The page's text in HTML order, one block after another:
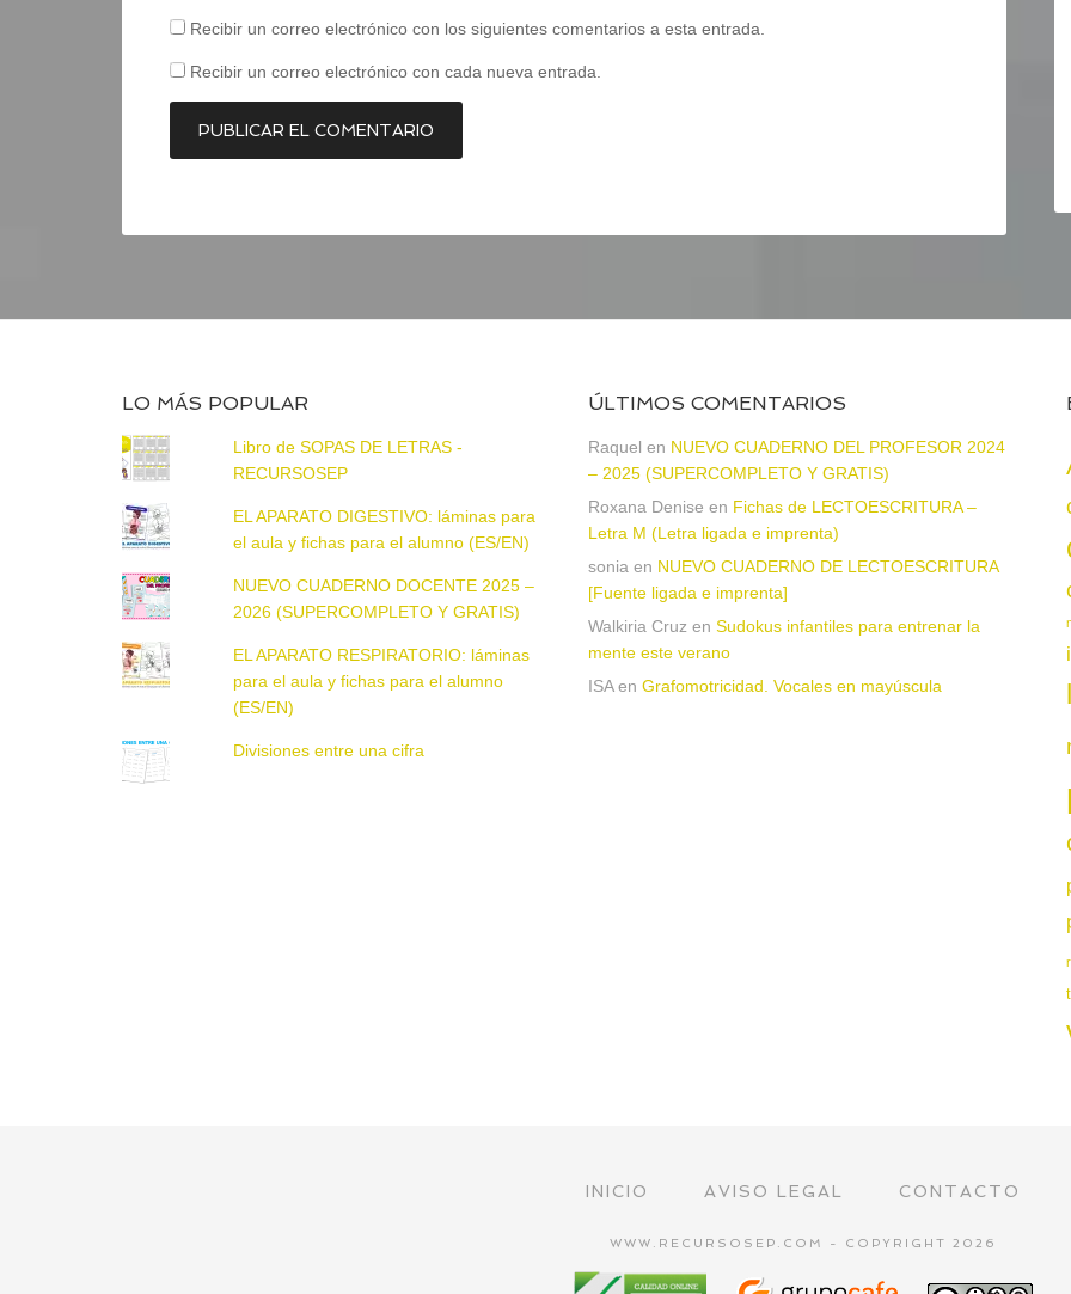
Recibir un correo electrónico con los siguientes comentarios a esta entrada.
Recibir un correo electrónico con cada nueva entrada.
LO MÁS POPULAR
Libro de SOPAS DE LETRAS -
RECURSOSEP
EL APARATO DIGESTIVO: láminas para
el aula y fichas para el alumno (ES/EN)
NUEVO CUADERNO DOCENTE 2025 –
2026 (SUPERCOMPLETO Y GRATIS)
EL APARATO RESPIRATORIO: láminas
para el aula y fichas para el alumno
(ES/EN)
Divisiones entre una cifra
ÚLTIMOS COMENTARIOS
Raquel en NUEVO CUADERNO DEL PROFESOR 2024
– 2025 (SUPERCOMPLETO Y GRATIS)
Roxana Denise en Fichas de LECTOESCRITURA –
Letra M (Letra ligada e imprenta)
sonia en NUEVO CUADERNO DE LECTOESCRITURA
[Fuente ligada e imprenta]
Walkiria Cruz en Sudokus infantiles para entrenar la
mente este verano
ISAen Grafomotricidad. Vocales en mayúscula
INICIO AVISO LEGAL CONTACTO
WWW.RECURSOSEP.COM - COPYRIGHT 2026